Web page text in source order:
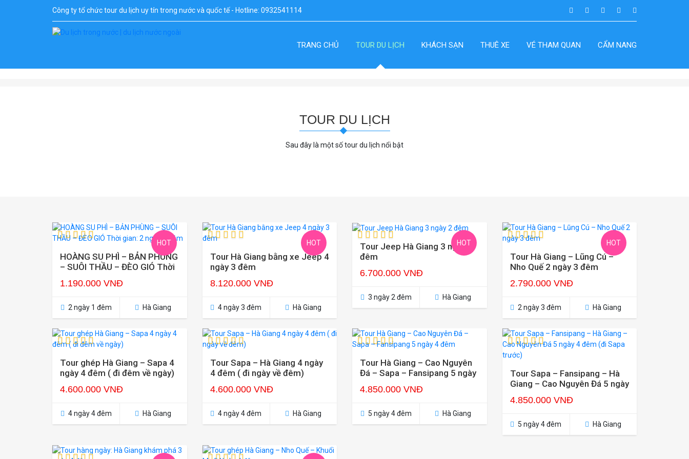
Công ty tổ chức tour du lịch uy tín trong nước và quốc tế - Hotline: 0932541114
TRANG CHỦ TOUR DU LỊCH KHÁCH SẠN THUÊ XE VÉ THAM QUAN CẨM NANG
TOUR DU LỊCH
Sau đây là một số tour du lịch nổi bật
HOT
HOÀNG SU PHÌ – BẢN PHÙNG
– SUÔI THẦU – ĐÈO GIÓ Thời
1.190.000 VNĐ
2 ngày 1 đêm Hà Giang
HOT
Tour Hà Giang bằng xe Jeep 4
ngày 3 đêm
8.120.000 VNĐ
4 ngày 3 đêm Hà Giang
HOT
Tour Jeep Hà Giang 3 ngày 2
đêm
6.700.000 VNĐ
3 ngày 2 đêm Hà Giang
HOT
Tour Hà Giang – Lũng Cú –
Nho Quế 2 ngày 3 đêm
2.790.000 VNĐ
2 ngày 3 đêm Hà Giang
Tour ghép Hà Giang – Sapa 4
ngày 4 đêm ( đi đêm về ngày)
4.600.000 VNĐ
4 ngày 4 đêm Hà Giang
Tour Sapa – Hà Giang 4 ngày
4 đêm ( đi ngày về đêm)
4.600.000 VNĐ
4 ngày 4 đêm Hà Giang
Tour Hà Giang – Cao Nguyên
Đá – Sapa – Fansipang 5 ngày
4.850.000 VNĐ
5 ngày 4 đêm Hà Giang
Tour Sapa – Fansipang – Hà
Giang – Cao Nguyên Đá 5 ngày
4.850.000 VNĐ
5 ngày 4 đêm Hà Giang